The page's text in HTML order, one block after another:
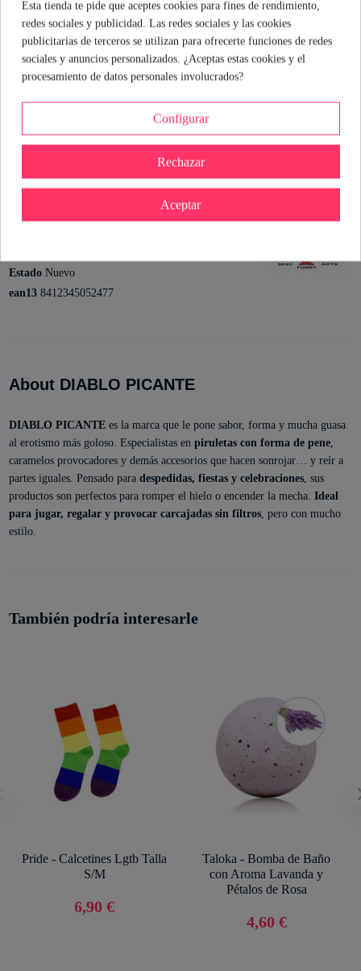
propio en casa o en la oficina. No subestimes el poder de un
detalle bien elegido: a veces, lo pequeño es lo que másmueve
María Hernando
Detalles del producto
Estado Nuevo
ean13 8412345052477
About DIABLO PICANTE
DIABLO PICANTEes la marca que le pone sabor, forma y mucha guasa
al erotismo más goloso. Especialistas en piruletas con forma de pene,
caramelos provocadores y demás accesorios que hacen sonrojar… y reír a
partes iguales. Pensado para despedidas, fiestas y celebraciones, sus
productos son perfectos para romper el hielo o encender la mecha. Ideal
para jugar, regalar y provocar carcajadas sin filtros, pero con mucho
estilo.
También podría interesarle
Pride - Calcetines Lgtb Talla
S/M
6,90 €
Taloka - Bomba de Baño
con Aroma Lavanda y
Pétalos de Rosa
4,60 €
Esta tienda te pide que aceptes cookies para fines de rendimiento,
redes sociales y publicidad. Las redes sociales y las cookies
publicitarias de terceros se utilizan para ofrecerte funciones de redes
sociales y anuncios personalizados. ¿Aceptas estas cookies y el
procesamiento de datos personales involucrados?
Configurar
Rechazar
Aceptar